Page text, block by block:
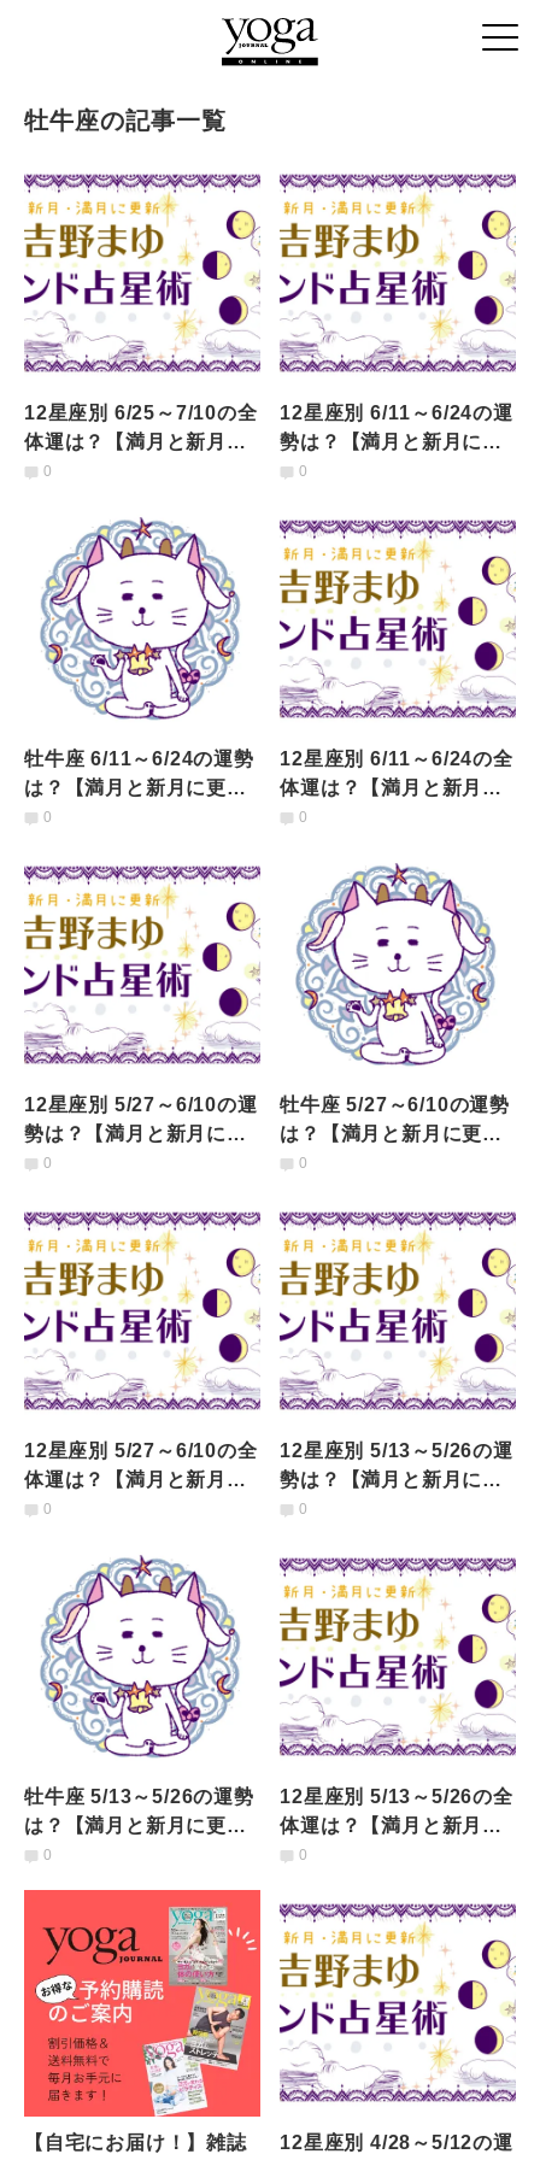
牡牛座の記事一覧
12星座別 6/25～7/10の全
体運は？【満月と新月に
更新！インド占星術】
0
12星座別 6/11～6/24の運
勢は？【満月と新月に更
新！インド占星術】
0
牡牛座 6/11～6/24の運勢
は？【満月と新月に更
新！インド占星術】
0
12星座別 6/11～6/24の全
体運は？【満月と新月に
更新！インド占星術】
0
12星座別 5/27～6/10の運
勢は？【満月と新月に更
新！インド占星術】
0
牡牛座 5/27～6/10の運勢
は？【満月と新月に更
新！インド占星術】
0
12星座別 5/27～6/10の全
体運は？【満月と新月に
更新！インド占星術】
0
12星座別 5/13～5/26の運
勢は？【満月と新月に更
新！インド占星術】
0
牡牛座 5/13～5/26の運勢
は？【満月と新月に更
新！インド占星術】
0
12星座別 5/13～5/26の全
体運は？【満月と新月に
更新！インド占星術】
0
【自宅にお届け！】雑誌 12星座別 4/28～5/12の運